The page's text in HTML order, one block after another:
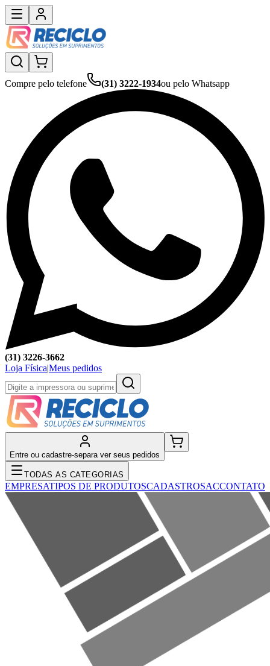
Compre pelo telefone (31) 3222-1934ou pelo Whatsapp
(31) 3226-3662
Loja Física|Meus pedidos
Entre ou cadastre-separa ver seus pedidos
TODAS AS CATEGORIAS
EMPRESATIPOS DE PRODUTOSCADASTROSACCONTATO